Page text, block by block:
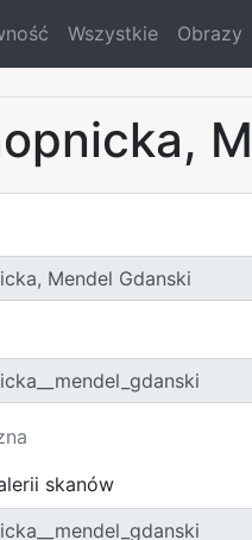
Wszystkie Obrazy
skanów